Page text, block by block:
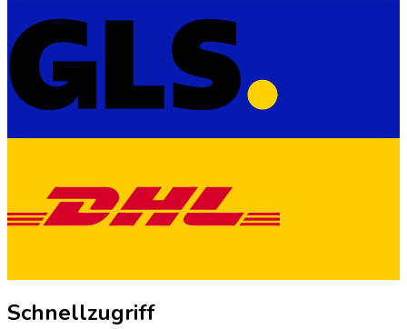
Schnellzugriff